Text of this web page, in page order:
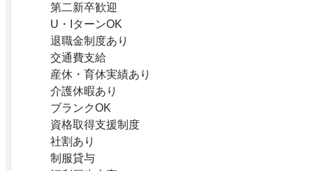
第二新卒歓迎
U・IターンOK
退職金制度あり
交通費支給
産休・育休実績あり
介護休暇あり
ブランクOK
資格取得支援制度
社割あり
制服貸与